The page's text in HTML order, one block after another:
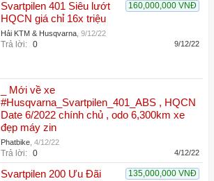
160,000,000 VNĐ
Svartpilen 401 Siêu lướt
HQCN giá chỉ 16x triệu
Hải KTM & Husqvarna 9/12/22
Trả lời: 0 9/12/22
_ Mới về xe
#Husqvarna_Svartpilen_401_ABS , HQCN
Date 6/2022 chính chủ , odo 6,300km xe
đẹp máy zin
Phatbike 4/12/22
Trả lời: 0 4/12/22
135,000,000 VNĐ
Svartpilen 200 Ưu Đãi